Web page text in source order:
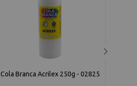
Cola Branca Acrilex 250g - 02825